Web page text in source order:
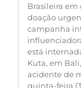
Brasileira
doação
campanha
está
Kuta, em
acidente de
quinta-feira